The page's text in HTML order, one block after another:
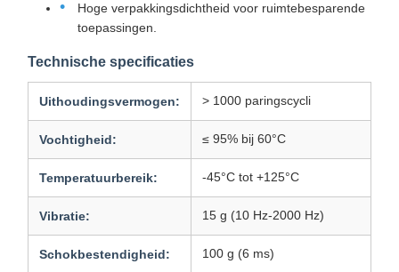
Hoge verpakkingsdichtheid voor ruimtebesparende
toepassingen.
Technische specificaties
Uithoudingsvermogen: > 1000 paringscycli
Vochtigheid: ≤ 95% bij 60°C
Temperatuurbereik: -45°C tot +125°C
Vibratie: 15 g (10 Hz-2000 Hz)
Schokbestendigheid: 100 g (6 ms)